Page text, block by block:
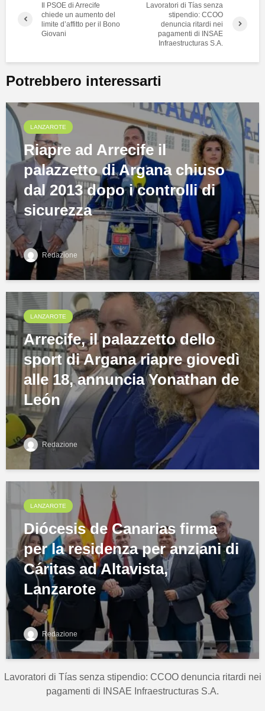
Il PSOE di Arrecife
chiede un aumento del
limite d’affitto per il Bono
Giovani
Lavoratori di Tías senza
stipendio: CCOO
denuncia ritardi nei
pagamenti di INSAE
Infraestructuras S.A.
Potrebbero interessarti
LANZAROTE
Riapre ad Arrecife il
palazzetto di Argana chiuso
dal 2013 dopo i controlli di
sicurezza
Redazione
LANZAROTE
Arrecife, il palazzetto dello
sport di Argana riapre giovedì
alle 18, annuncia Yonathan de
León
Redazione
LANZAROTE
Diócesis de Canarias firma
per la residenza per anziani di
Cáritas ad Altavista,
Lanzarote
Redazione
Lavoratori di Tías senza stipendio: CCOO denuncia ritardi nei
pagamenti di INSAE Infraestructuras S.A.